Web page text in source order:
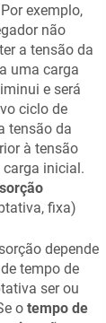
exemplo,
não
a tensão da
uma carga
e será
ciclo de
tensão da
à tensão
carga inicial.
fixa)
depende
tempo de
ser ou
o tempo de